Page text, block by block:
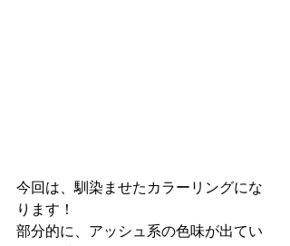
今回は、馴染ませたカラーリングにな
ります！
部分的に、アッシュ系の色味が出てい